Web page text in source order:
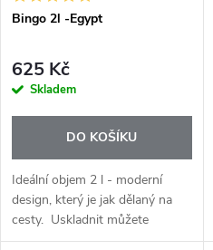
Bingo 2l -Egypt
625 Kč
Skladem
DO KOŠÍKU
Ideální objem 2 l - moderní
design, který je jak dělaný na
cesty. Uskladnit můžete
sušenky, ořechy, slané i sladké